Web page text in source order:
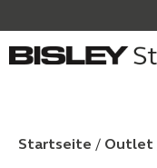
Startseite / Outlet